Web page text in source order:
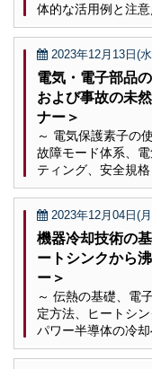
体的な活用例と注
2023年12月13日(
電気・電子部品
および事故の未
ナー＞
～ 電気保護素子の
故障モード体系、
ティング、安全規格
2023年12月04日(
機器冷却技術の
ートシンクから
ー＞
～ 伝熱の基礎、電
定方法、ヒートシ
パワー半導体の冷